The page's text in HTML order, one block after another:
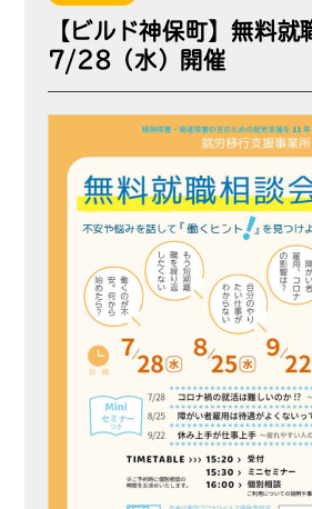
【ビルド神保町】無料就
7/28（水）開催